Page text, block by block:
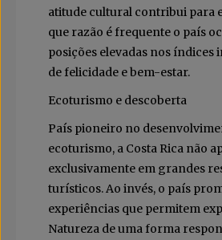
atitude cultural contribui para
que razão é frequente o país
posições elevadas nos índices
de felicidade e bem-estar.
Ecoturismo e descoberta
País pioneiro no
ecoturismo, a Costa Rica não
exclusivamente em grandes
turísticos. Ao invés, o país
experiências que permitem
Natureza de uma forma